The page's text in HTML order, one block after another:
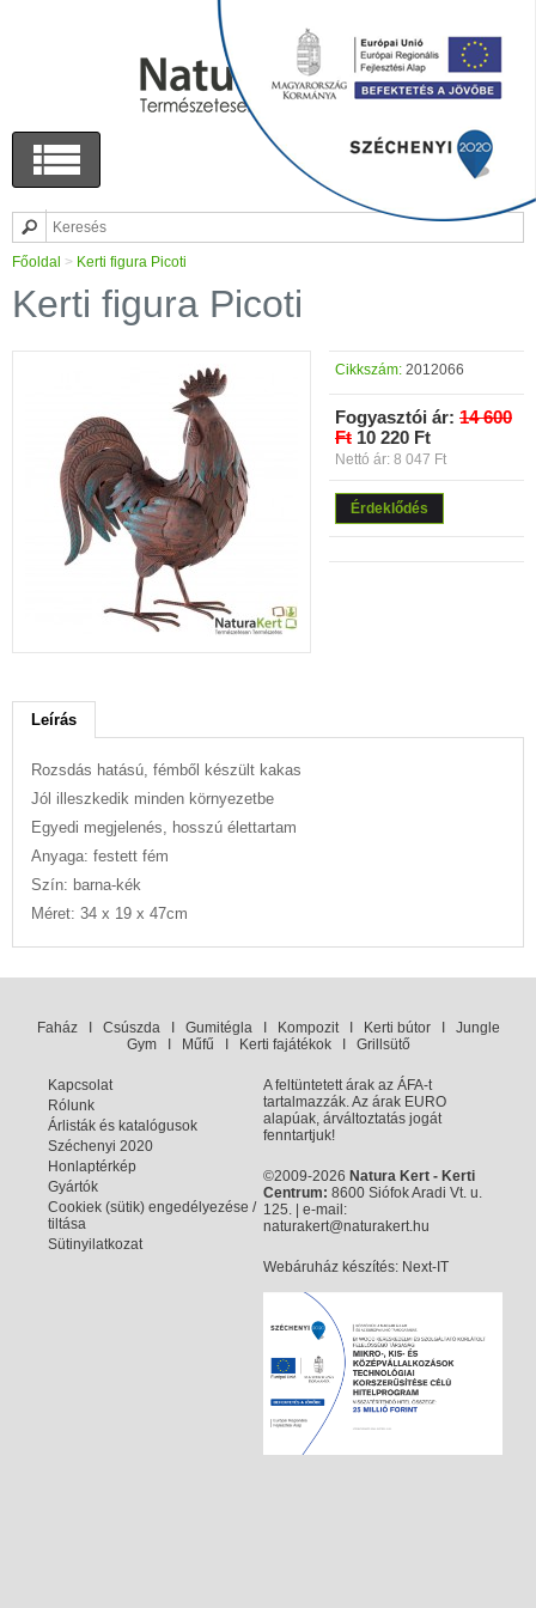
Főoldal > Kerti figura Picoti
Kerti figura Picoti
Cikkszám: 2012066
Fogyasztói ár: 14 600
Ft 10 220 Ft
Nettó ár: 8 047 Ft
Érdeklődés
Leírás
Rozsdás hatású, fémből készült kakas
Jól illeszkedik minden környezetbe
Egyedi megjelenés, hosszú élettartam
Anyaga: festett fém
Szín: barna-kék
Méret: 34 x 19 x 47cm
FaházI CsúszdaI GumitéglaI KompozitI Kerti bútorI Jungle
GymI Műfű Kerti fajátékokI Grillsütő
Kapcsolat
Rólunk
Árlisták és katalógusok
Széchenyi 2020
Honlaptérkép
Gyártók
Cookiek (sütik) engedélyezése /
tiltása
Sütinyilatkozat
A feltüntetett árak az ÁFA-t
tartalmazzák. Az árak EURO
alapúak, árváltoztatás jogát
fenntartjuk!
©2009-2026 Natura Kert - Kerti
Centrum: 8600 Siófok Aradi Vt. u.
125. | e-mail:
naturakert@naturakert.hu
Webáruház készítés: Next-IT